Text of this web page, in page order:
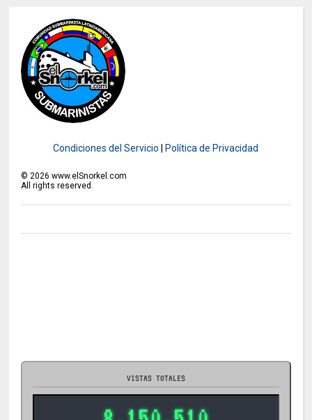
Condiciones del Servicio Política de Privacidad
©2026 www.elSnorkel.com
All rights reserved.
VISTAS TOTALES